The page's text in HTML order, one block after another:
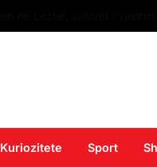
Kuriozitete Sport